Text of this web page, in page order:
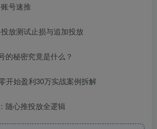
号速推
放测试止损与追加投放
的秘密究竟是什么？
开始盈利30万实战案例拆解
随心推投放全逻辑